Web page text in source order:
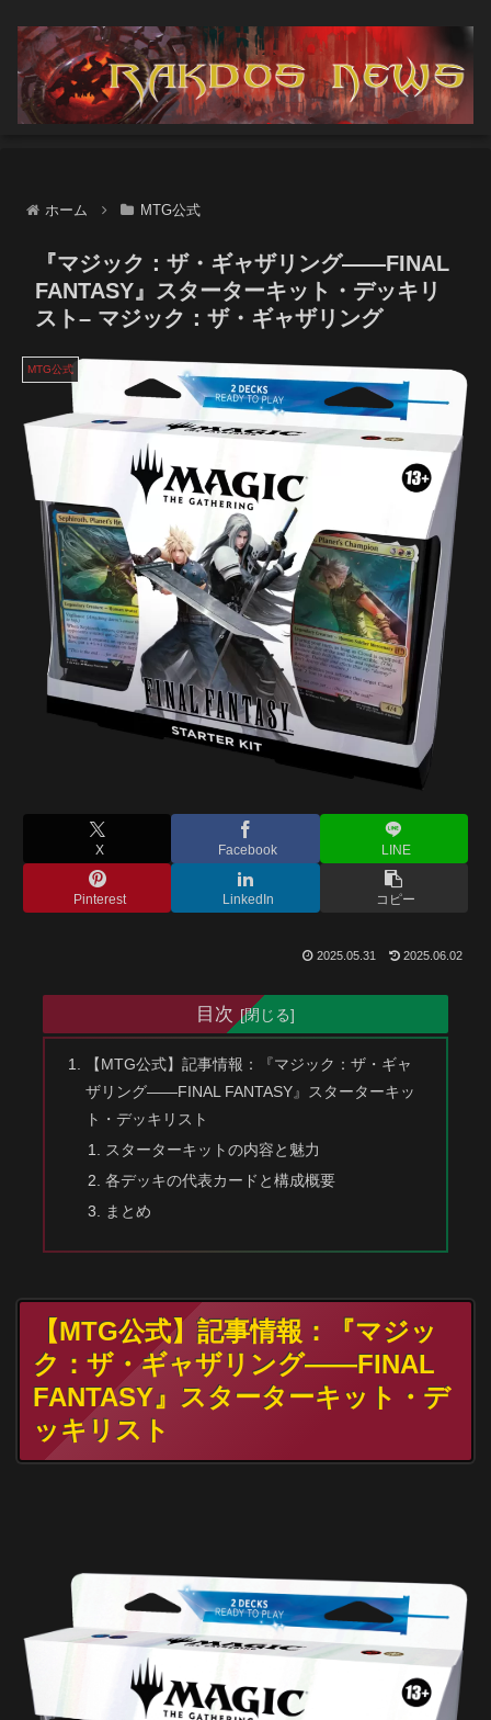
ホーム MTG公式
『マジック：ザ・ギャザリング――FINAL
FANTASY』スターターキット・デッキリ
スト– マジック：ザ・ギャザリング
MTG公式
X Facebook LINE
Pinterest LinkedIn コピー
2025.05.31 2025.06.02
目次
【MTG公式】記事情報：『マジック：ザ・ギャ
ザリング――FINAL FANTASY』スターターキッ
ト・デッキリスト
スターターキットの内容と魅力
各デッキの代表カードと構成概要
まとめ
【MTG公式】記事情報：『マジッ
ク：ザ・ギャザリング――FINAL
FANTASY』スターターキット・デ
ッキリスト